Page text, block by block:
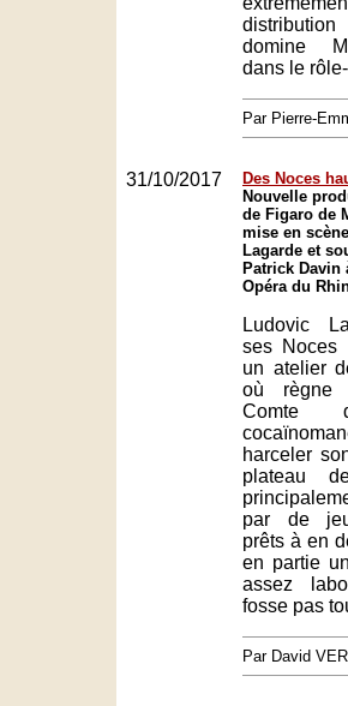
domine
dans le
Par Pierre-
31/10/2017
Des Noces
Nouvelle
de Figaro de
mise en
Lagarde et
Patrick Davin
Opéra du
Ludovic
ses Noces
un atelier
où règne
Comte
harceler
plateau
par de
prêts à en
en partie
assez
fosse pas
Par David